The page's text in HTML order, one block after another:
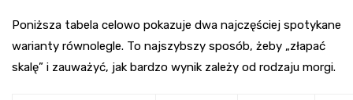
Poniższa tabela celowo pokazuje dwa najczęściej spotykane
warianty równolegle. To najszybszy sposób, żeby „złapać
skalę” i zauważyć, jak bardzo wynik zależy od rodzaju morgi.